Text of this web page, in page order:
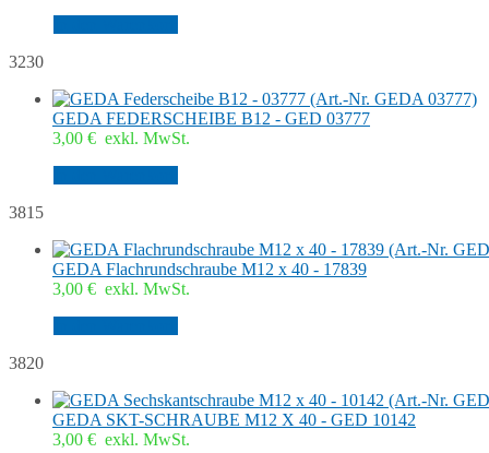
3230
GEDA FEDERSCHEIBE B12 - GED 03777
3,00 € exkl. MwSt.
3815
GEDA Flachrundschraube M12 x 40 - 17839
3,00 € exkl. MwSt.
3820
GEDA SKT-SCHRAUBE M12 X 40 - GED 10142
3,00 € exkl. MwSt.